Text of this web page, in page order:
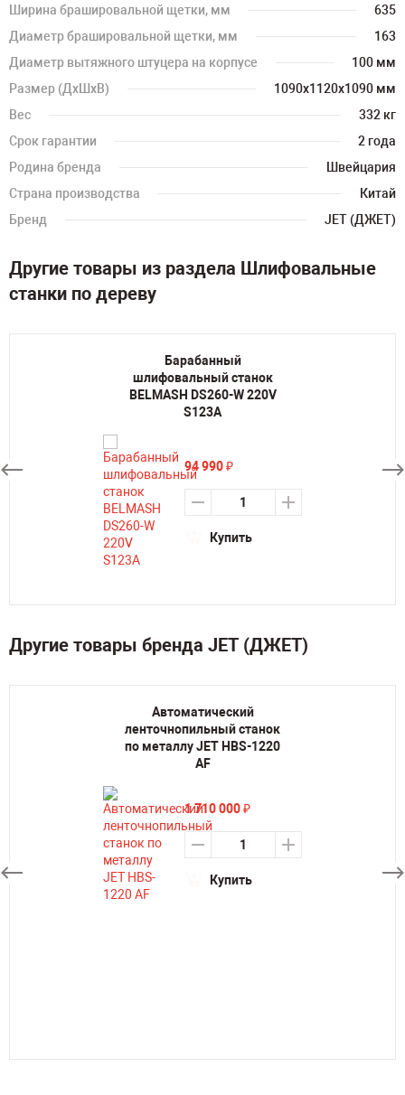
Ширина брашировальной щетки, мм
635
Диаметр брашировальной щетки, мм
163
Диаметр вытяжного штуцера на корпусе
100 мм
Размер (ДхШхВ)
1090х1120х1090 мм
Вес
332 кг
Срок гарантии
2 года
Родина бренда
Швейцария
Страна производства
Китай
Бренд
JET (ДЖЕТ)
Другие товары из раздела Шлифовальные
станки по дереву
Барабанный
шлифовальный станок
BELMASH DS260-W 220V
S123A
94 990₽
Купить
Другие товары бренда JET (ДЖЕТ)
Автоматический
ленточнопильный станок
по металлу JET HBS-1220
AF
1 710 000₽
Купить